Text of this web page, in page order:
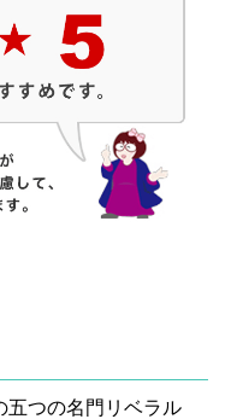
五つの名門リベラル